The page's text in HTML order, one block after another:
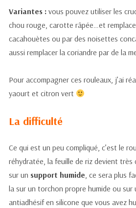
Variantes :vous pouvez utiliser les
chou rouge, carotte râpée…et
cacahouètes ou par des noisettes
aussi remplacer la coriandre par de la
Pour accompagner ces rouleaux, j’ai
yaourt et citron vert
La difficulté
Ce qui est un peu compliqué, c’est le
réhydratée, la feuille de riz devient très
sur un support humide, ce sera plus
la sur un torchon propre humide ou sur
antiadhésif en silicone que vous avez